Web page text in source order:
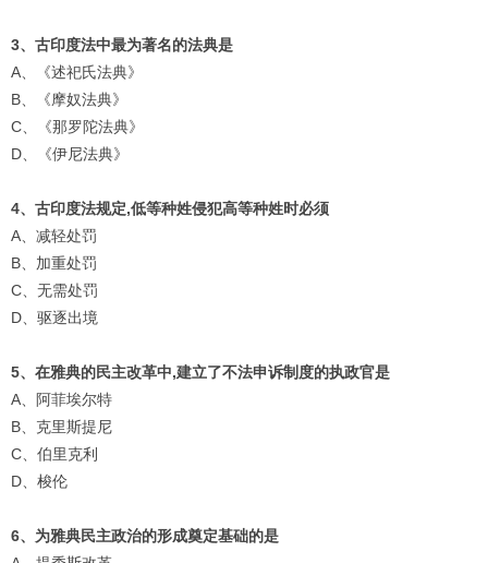
3、古印度法中最为著名的法典是
A、《述祀氏法典》
B、《摩奴法典》
C、《那罗陀法典》
D、《伊尼法典》
4、古印度法规定,低等种姓侵犯高等种姓时必须
A、减轻处罚
B、加重处罚
C、无需处罚
D、驱逐出境
5、在雅典的民主改革中,建立了不法申诉制度的执政官是
A、阿菲埃尔特
B、克里斯提尼
C、伯里克利
D、梭伦
6、为雅典民主政治的形成奠定基础的是